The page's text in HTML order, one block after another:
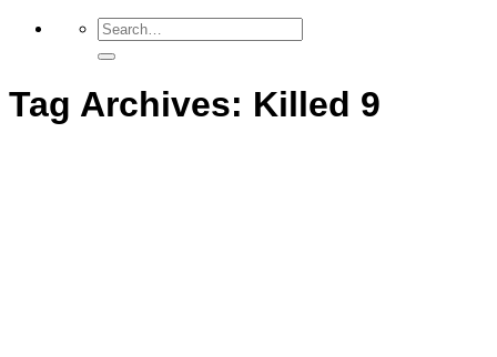
Tag Archives: Killed 9